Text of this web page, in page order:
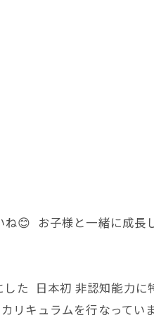
😊 お子様と一緒に成長
た 日本初 非認知能力に
リキュラムを行なって